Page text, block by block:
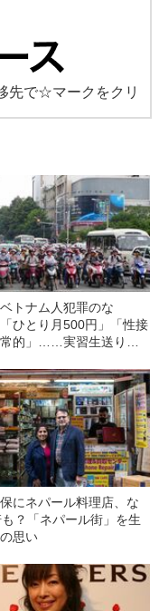
先で☆マークをクリ
トナム人犯罪のな
ひとり月500円」「性接
的」……実習生送り出
にネパール料理店、な
？「ネパール街」を生
思い